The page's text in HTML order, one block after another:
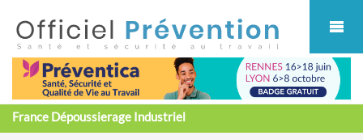
France Dépoussierage Industriel